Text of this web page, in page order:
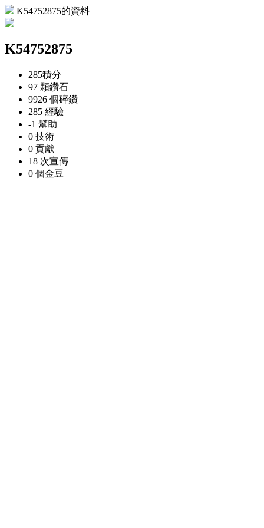
K54752875的資料
K54752875
285積分
97 顆鑽石
9926 個碎鑽
285 經驗
-1 幫助
0 技術
0 貢獻
18 次宣傳
0 個金豆